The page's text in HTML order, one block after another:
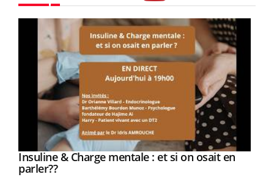
Youtube
Insuline & Charge mentale : et si on osait en
parler??Youtube